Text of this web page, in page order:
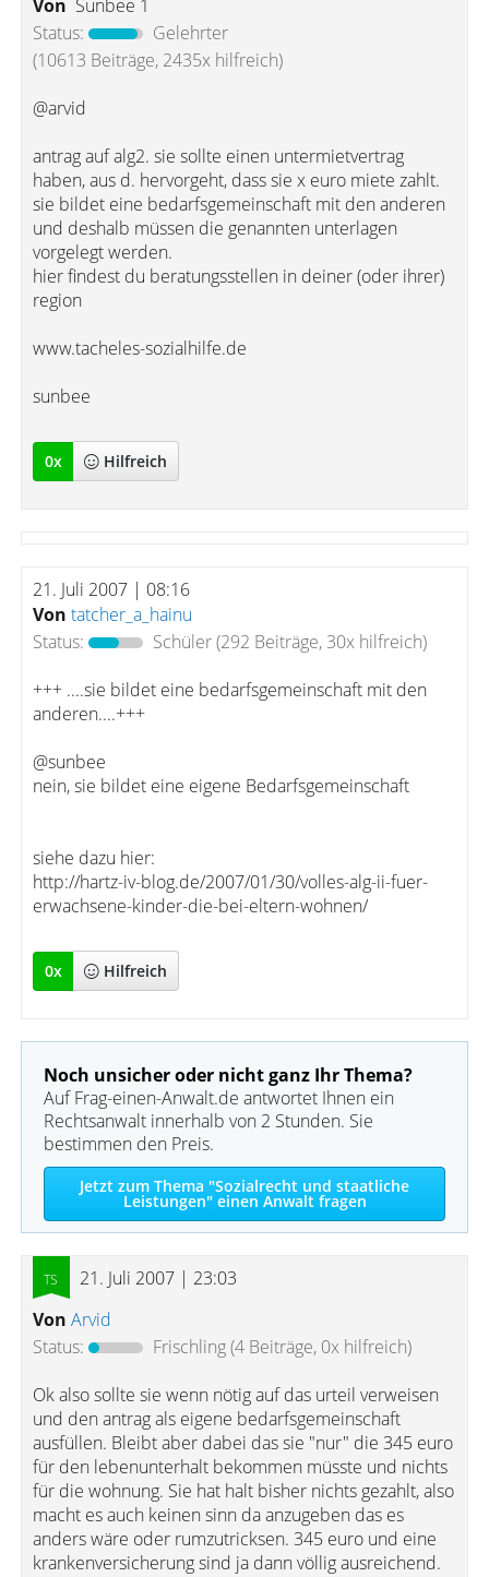
Von Sunbee 1
Status:
Gelehrter
(10613 Beiträge, 2435x hilfreich)
@arvid
antrag auf alg2. sie sollte einen untermietvertrag
haben, aus d. hervorgeht, dass sie x euro miete zahlt.
sie bildet eine bedarfsgemeinschaft mit den anderen
und deshalb müssen die genannten unterlagen
vorgelegt werden.
hier findest du beratungsstellen in deiner (oder ihrer)
region
www.tacheles-sozialhilfe.de
sunbee
0x Hilfreich
21. Juli 2007 | 08:16
Von tatcher_a_hainu
Status:
Schüler(292 Beiträge, 30x hilfreich)
+++ ....sie bildet eine bedarfsgemeinschaft mit den
anderen....+++
@sunbee
nein, sie bildet eine eigene Bedarfsgemeinschaft
siehe dazu hier:
http://hartz-iv-blog.de/2007/01/30/volles-alg-ii-fuer-
erwachsene-kinder-die-bei-eltern-wohnen/
0x Hilfreich
Noch unsicher oder nicht ganz Ihr Thema?
Auf Frag-einen-Anwalt.de antwortet Ihnen ein
Rechtsanwalt innerhalb von 2 Stunden. Sie
bestimmen den Preis.
Jetzt zum Thema "Sozialrecht und staatliche
Leistungen" einen Anwalt fragen
21. Juli 2007 | 23:03
Von Arvid
Status:
Frischling(4 Beiträge, 0x hilfreich)
Ok also sollte sie wenn nötig auf das urteil verweisen
und den antrag als eigene bedarfsgemeinschaft
ausfüllen. Bleibt aber dabei das sie "nur" die 345 euro
für den lebenunterhalt bekommen müsste und nichts
für die wohnung. Sie hat halt bisher nichts gezahlt, also
macht es auch keinen sinn da anzugeben das es
anders wäre oder rumzutricksen. 345 euro und eine
krankenversicherung sind ja dann völlig ausreichend.